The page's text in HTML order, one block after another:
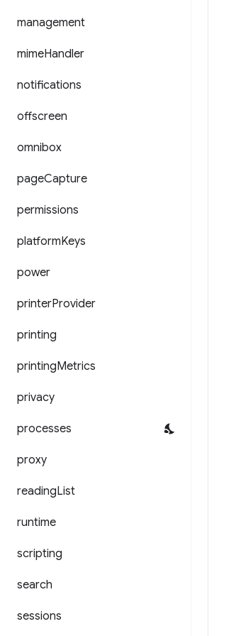
management
mimeHandler
notifications
offscreen
omnibox
pageCapture
permissions
platformKeys
power
printerProvider
printing
printingMetrics
privacy
processes
proxy
readingList
runtime
scripting
search
sessions